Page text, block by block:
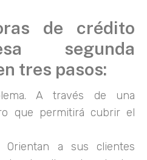
de crédito
segunda
tres pasos:
A través de una
que permitirá cubrir el
Orientan a sus clientes